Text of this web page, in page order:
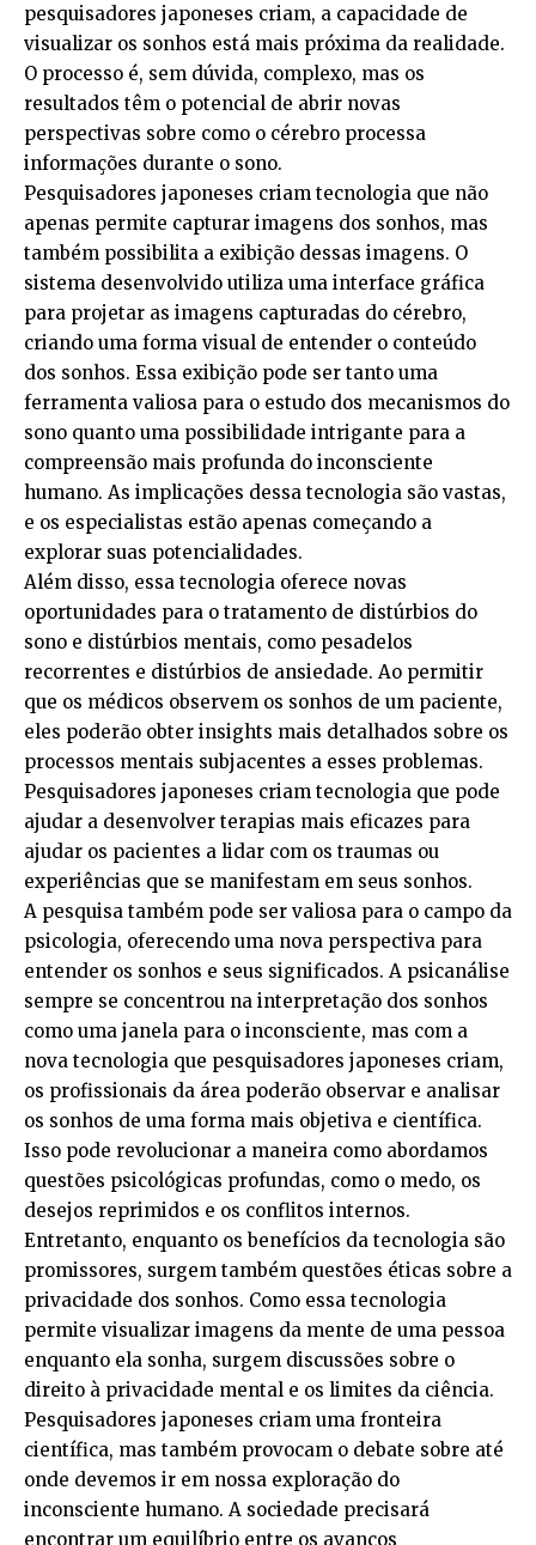
pesquisadores japoneses criam, a capacidade de
visualizar os sonhos está mais próxima da realidade.
O processo é, sem dúvida, complexo, mas os
resultados têm o potencial de abrir novas
perspectivas sobre como o cérebro processa
informações durante o sono.
Pesquisadores japoneses criam tecnologia que não
apenas permite capturar imagens dos sonhos, mas
também possibilita a exibição dessas imagens. O
sistema desenvolvido utiliza uma interface gráfica
para projetar as imagens capturadas do cérebro,
criando uma forma visual de entender o conteúdo
dos sonhos. Essa exibição pode ser tanto uma
ferramenta valiosa para o estudo dos mecanismos do
sono quanto uma possibilidade intrigante para a
compreensão mais profunda do inconsciente
humano. As implicações dessa tecnologia são vastas,
e os especialistas estão apenas começando a
explorar suas potencialidades.
Além disso, essa tecnologia oferece novas
oportunidades para o tratamento de distúrbios do
sono e distúrbios mentais, como pesadelos
recorrentes e distúrbios de ansiedade. Ao permitir
que os médicos observem os sonhos de um paciente,
eles poderão obter insights mais detalhados sobre os
processos mentais subjacentes a esses problemas.
Pesquisadores japoneses criam tecnologia que pode
ajudar a desenvolver terapias mais eficazes para
ajudar os pacientes a lidar com os traumas ou
experiências que se manifestam em seus sonhos.
A pesquisa também pode ser valiosa para o campo da
psicologia, oferecendo uma nova perspectiva para
entender os sonhos e seus significados. A psicanálise
sempre se concentrou na interpretação dos sonhos
como uma janela para o inconsciente, mas com a
nova tecnologia que pesquisadores japoneses criam,
os profissionais da área poderão observar e analisar
os sonhos de uma forma mais objetiva e científica.
Isso pode revolucionar a maneira como abordamos
questões psicológicas profundas, como o medo, os
desejos reprimidos e os conflitos internos.
Entretanto, enquanto os benefícios da tecnologia são
promissores, surgem também questões éticas sobre a
privacidade dos sonhos. Como essa tecnologia
permite visualizar imagens da mente de uma pessoa
enquanto ela sonha, surgem discussões sobre o
direito à privacidade mental e os limites da ciência.
Pesquisadores japoneses criam uma fronteira
científica, mas também provocam o debate sobre até
onde devemos ir em nossa exploração do
inconsciente humano. A sociedade precisará
encontrar um equilíbrio entre os avanços